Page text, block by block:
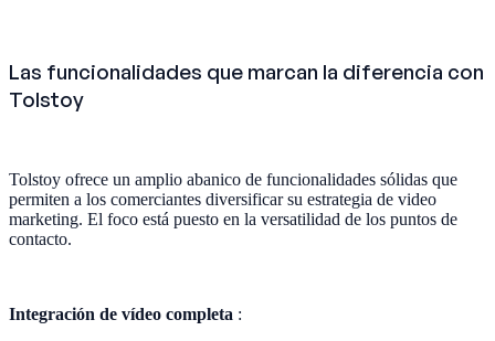
Las funcionalidades que marcan la diferencia con
Tolstoy
Tolstoy ofrece un amplio abanico de funcionalidades sólidas que
permiten a los comerciantes diversificar su estrategia de video
marketing. El foco está puesto en la versatilidad de los puntos de
contacto.
Integración de vídeo completa :